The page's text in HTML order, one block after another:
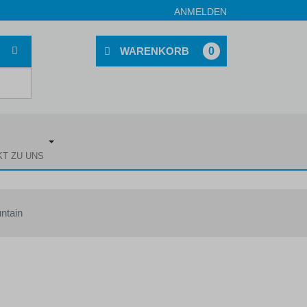
ANMELDEN
0
ZU UNS